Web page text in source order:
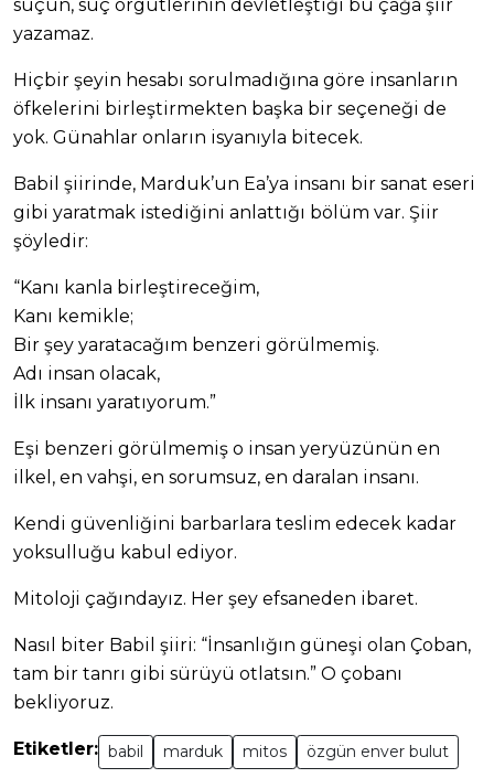
suçun, suç örgütlerinin devletleştiği bu çağa şiir
yazamaz.
Hiçbir şeyin hesabı sorulmadığına göre insanların
öfkelerini birleştirmekten başka bir seçeneği de
yok. Günahlar onların isyanıyla bitecek.
Babil şiirinde, Marduk’un Ea’ya insanı bir sanat eseri
gibi yaratmak istediğini anlattığı bölüm var. Şiir
şöyledir:
“Kanı kanla birleştireceğim,
Kanı kemikle;
Bir şey yaratacağım benzeri görülmemiş.
Adı insan olacak,
İlk insanı yaratıyorum.”
Eşi benzeri görülmemiş o insan yeryüzünün en
ilkel, en vahşi, en sorumsuz, en daralan insanı.
Kendi güvenliğini barbarlara teslim edecek kadar
yoksulluğu kabul ediyor.
Mitoloji çağındayız. Her şey efsaneden ibaret.
Nasıl biter Babil şiiri: “İnsanlığın güneşi olan Çoban,
tam bir tanrı gibi sürüyü otlatsın.” O çobanı
bekliyoruz.
Etiketler: babil marduk mitos özgün enver bulut